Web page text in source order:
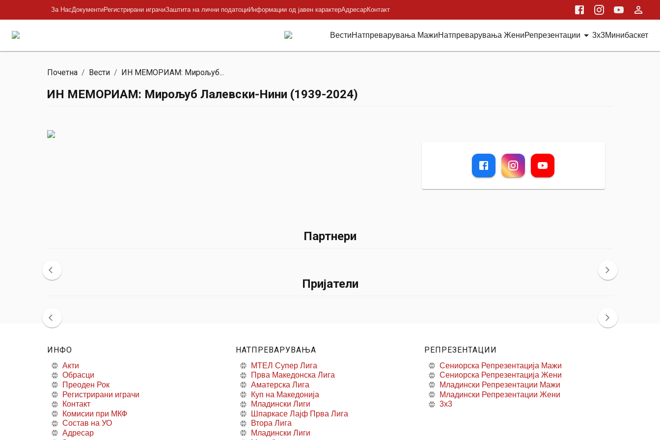
За НасДокументиРегистрирани играчиЗаштита на лични податоциИнформации од јавен карактерАдресарКонтакт
ВестиНатпреварувања МажиНатпреварувања ЖениРепрезентации 3x3Минибаскет
Почетна / Вести / ИН МЕМОРИАМ: Мирољуб...
ИН МЕМОРИАМ: Мирољуб Лалевски-Нини (1939-2024)
Партнери
Пријатели
ИНФО
Акти
Обрасци
Преоден Рок
Регистрирани играчи
Контакт
Комисии при МКФ
Состав на УО
Адресар
НАТПРЕВАРУВАЊА
МТЕЛ Супер Лига
Прва Македонска Лига
Аматерска Лига
Куп на Македонија
Младински Лиги
Шпаркасе Лајф Прва Лига
Втора Лига
Младински Лиги
РЕПРЕЗЕНТАЦИИ
Сениорска Репрезентација Мажи
Сениорска Репрезентација Жени
Младински Репрезентации Мажи
Младински Репрезентации Жени
3x3